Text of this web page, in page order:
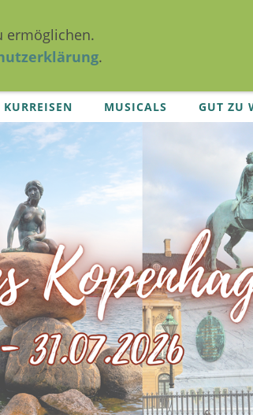
KURREISEN MUSICALS GUT ZU
ermöglichen.
.